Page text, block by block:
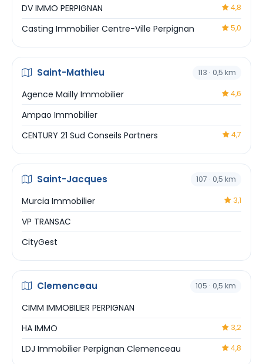
DV IMMO PERPIGNAN 4,8
Casting Immobilier Centre-Ville Perpignan 5,0
Saint-Mathieu 113 · 0,5 km
Agence Mailly Immobilier 4,6
Ampao Immobilier
CENTURY 21 Sud Conseils Partners
4,7
Saint-Jacques 107 · 0,5 km
Murcia Immobilier 3,1
VP TRANSAC
CityGest
Clemenceau 105 · 0,5 km
CIMM IMMOBILIER PERPIGNAN
HA IMMO
3,2
LDJ Immobilier Perpignan Clemenceau 4,8